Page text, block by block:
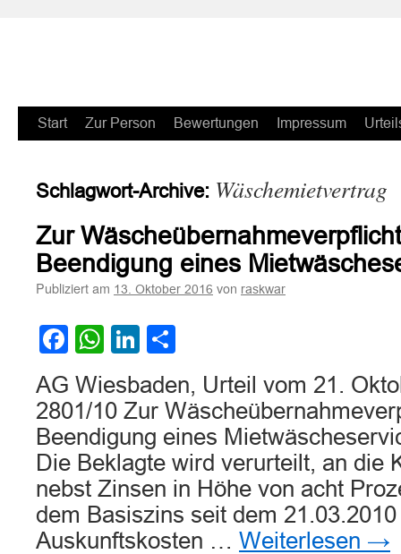
Zum
springen
Start Zur Person Bewertungen Impressum
Schlagwort-Archive: Wäschemietvertrag
Zur
Beendigung eines
Publiziert am 13. Oktober 2016 von raskwar
Facebook
WhatsApp
LinkedIn
AG Wiesbaden, Urteil vom 21.
2801/10 Zur
Beendigung eines
Die Beklagte wird verurteilt, an die
nebst Zinsen in Höhe von acht
dem Basiszins seit dem
Auskunftskosten … Weiterlesen →